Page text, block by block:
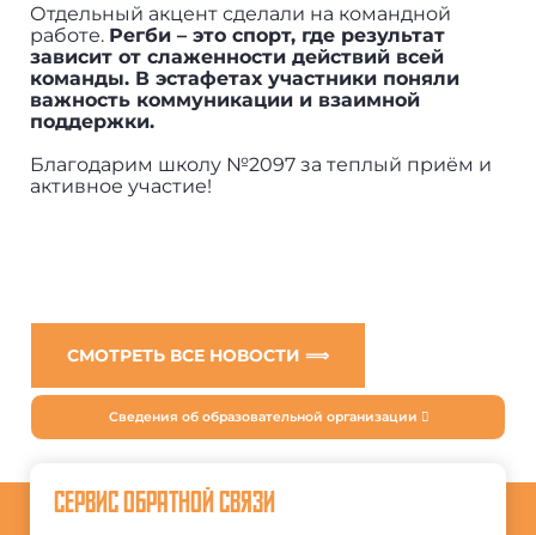
Отдельный акцент сделали на командной
работе. Регби – это спорт, где результат
зависит от слаженности действий всей
команды. В эстафетах участники поняли
важность коммуникации и взаимной
поддержки.
Благодарим школу №2097 за теплый приём и
активное участие!
СМОТРЕТЬ ВСЕ НОВОСТИ ⟹
Сведения об образовательной организации
СЕРВИС ОБРАТНОЙ СВЯЗИ